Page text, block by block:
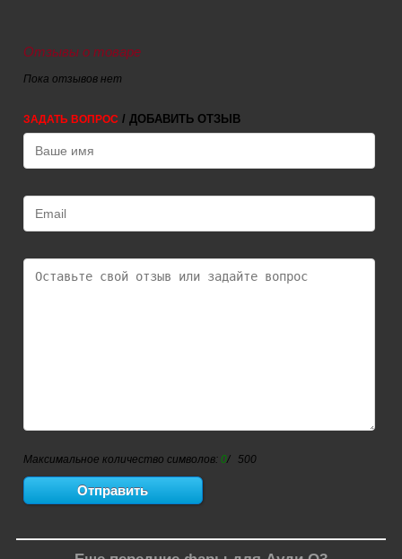
Отзывы о товаре
Пока отзывов нет
ЗАДАТЬ ВОПРОС / ДОБАВИТЬ ОТЗЫВ
Максимальное количество символов: 0/ 500